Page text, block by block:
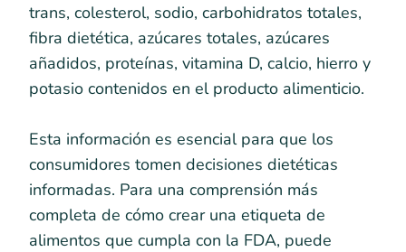
trans, colesterol, sodio, carbohidratos totales,
fibra dietética, azúcares totales, azúcares
añadidos, proteínas, vitamina D, calcio, hierro y
potasio contenidos en el producto alimenticio.
Esta información es esencial para que los
consumidores tomen decisiones dietéticas
informadas. Para una comprensión más
completa de cómo crear una etiqueta de
alimentos que cumpla con la FDA, puede